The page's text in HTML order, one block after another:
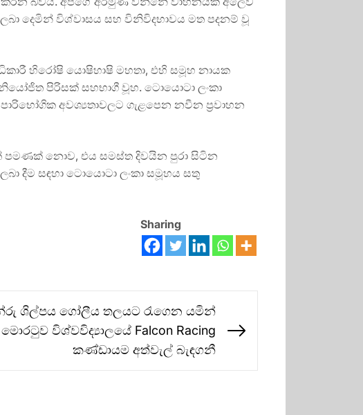
දෙමින් විශ්වාසය සහ විනිවිදභාවය මත පදනම් වූ
හිරෝෂි යොෂිහාෂි මහතා, එහි සමූහ නායක
පිරිසක් සහභාගී වූහ. ටොයොටා ලංකා
අවශ්‍යතාවලට ගැළපෙන නවීන ප්‍රවාහන
පමණක් නොව, එය සමස්ත දිවයින පුරා සිටින
දීම සඳහා ටොයොටා ලංකා සමූහය සතු
Sharing
ශිල්පය ගෝලීය තලයට රැගෙන යමින්
මොරටුව විශ්වවිද්‍යාලයේ Falcon Racing
කණ්ඩායම අත්වැල් බැඳගනී